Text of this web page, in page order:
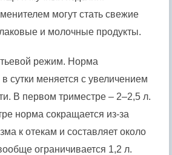
могут стать свежие
и молочные продукты.
режим. Норма
сутки меняется с увеличением
В первом триместре – 2–2,5 л.
норма сокращается из-за
к отекам и составляет около
ограничивается 1,2 л.